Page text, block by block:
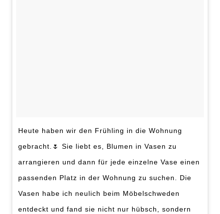
Heute haben wir den Frühling in die Wohnung
gebracht.🌷 Sie liebt es, Blumen in Vasen zu
arrangieren und dann für jede einzelne Vase einen
passenden Platz in der Wohnung zu suchen. Die
Vasen habe ich neulich beim Möbelschweden
entdeckt und fand sie nicht nur hübsch, sondern